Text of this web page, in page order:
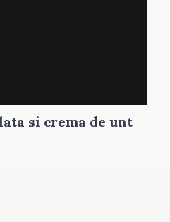
si crema de unt